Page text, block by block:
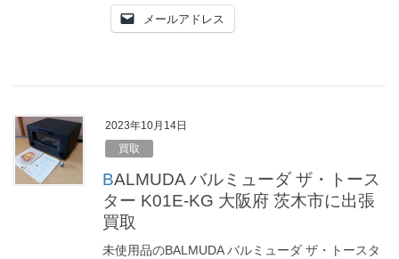
メールアドレス
2023年10月14日
買取
BALMUDA バルミューダ ザ・トース
ター K01E-KG 大阪府 茨木市に出張
買取
未使用品のBALMUDA バルミューダ ザ・トースタ